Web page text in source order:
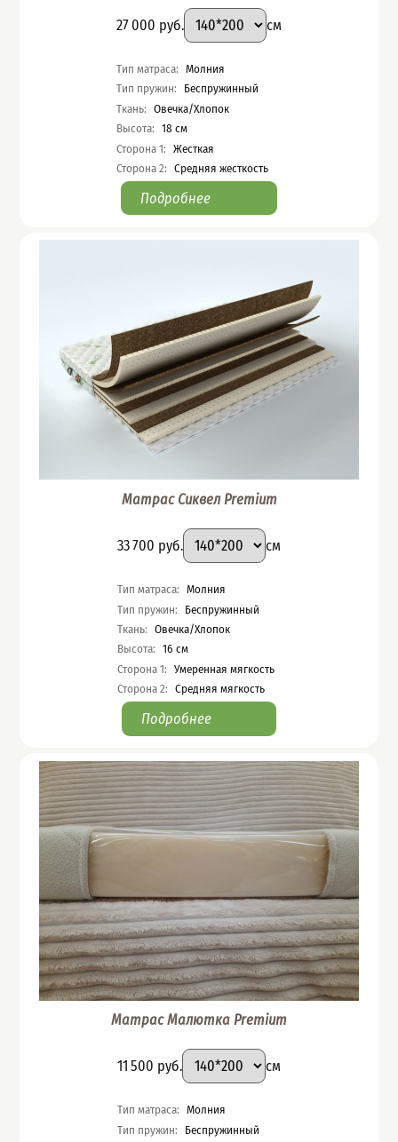
Цена
27 000 руб.
Подобрать вариант
Размер:
см
Характеристики
Тип матраса: Молния
Тип пружин:
Беспружинный
Ткань: Овечка/Хлопок
Высота: 18 см
Сторона 1: Жесткая
Сторона 2: Средняя жесткость
Подробнее
Матрас Сиквел Premium
Цена
33 700 руб.
Подобрать вариант
Размер:
см
Характеристики
Тип матраса: Молния
Тип пружин:
Беспружинный
Ткань: Овечка/Хлопок
Высота: 16 см
Сторона 1: Умеренная мягкость
Сторона 2: Средняя мягкость
Подробнее
Матрас Малютка Premium
Цена
11 500 руб.
Подобрать вариант
Размер:
см
Характеристики
Тип матраса:
Молния
Тип пружин:
Беспружинный